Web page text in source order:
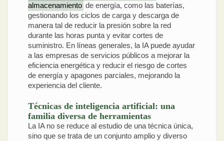
almacenamiento de energía, como las baterías,
gestionando los ciclos de carga y descarga de
manera tal de reducir la presión sobre la red
durante las horas punta y evitar cortes de
suministro. En líneas generales, la IA puede ayudar
a las empresas de servicios públicos a mejorar la
eficiencia energética y reducir el riesgo de cortes
de energía y apagones parciales, mejorando la
experiencia del cliente.
Técnicas de inteligencia artificial: una
familia diversa de herramientas
La IA no se reduce al estudio de una técnica única,
sino que se trata de un conjunto amplio y diverso